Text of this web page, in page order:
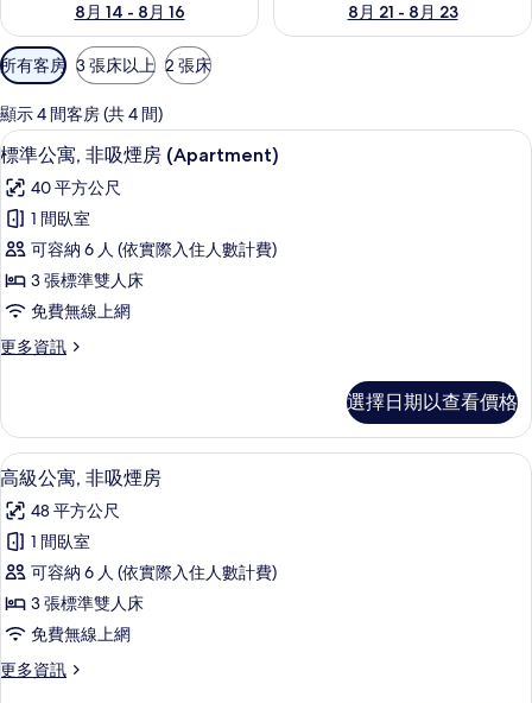
8月 14 - 8月 16
8月 21 - 8月 23
可
用
的
客
房
篩
選
條
所有客房 3 張床以上 2 張床
顯示 4 間客房 (共 4 間)
顯
示
標
準
公
寓,
吸
房
(Apartment)
的
所
有
相
片
標準公寓, 非吸煙房 (Apartment) | 免
26
標準公寓, 非吸煙房 (Apartment)
40 平方公尺
1 間臥室
可容納 6 人 (依實際入住人數計費)
3 張標準雙人床
免費無線上網
更多資訊
更
公
寓,
非
煙
房
(Apartment)
的
詳
情
選擇日期以查看價格
顯
示
高
級
公
寓,
吸
高級公寓, 非吸煙房 | 免費無線上網、
24
高級公寓, 非吸煙房
48 平方公尺
1 間臥室
可容納 6 人 (依實際入住人數計費)
3 張標準雙人床
免費無線上網
更多資訊
更